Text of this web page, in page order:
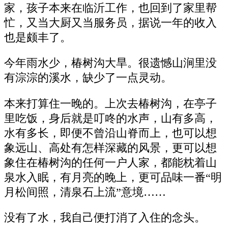
家，孩子本来在临沂工作，也回到了家里帮
忙，又当大厨又当服务员，据说一年的收入
也是颇丰了。
今年雨水少，椿树沟大旱。很遗憾山涧里没
有淙淙的溪水，缺少了一点灵动。
本来打算住一晚的。上次去椿树沟，在亭子
里吃饭，身后就是叮咚的水声，山有多高，
水有多长，即便不曾沿山脊而上，也可以想
象远山、高处有怎样深藏的风景，更可以想
象住在椿树沟的任何一户人家，都能枕着山
泉水入眠，有月亮的晚上，更可品味一番“明
月松间照，清泉石上流”意境……
没有了水，我自己便打消了入住的念头。